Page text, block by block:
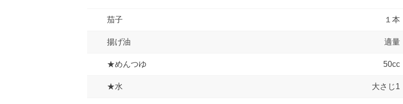
茄子 １本
揚げ油 適量
★めんつゆ 50cc
★水 大さじ1